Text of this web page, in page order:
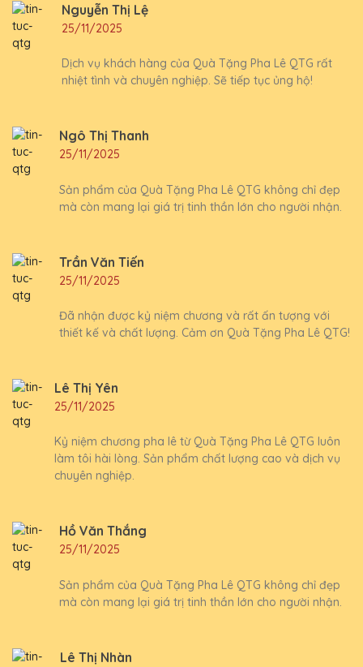
Nguyễn Thị Lệ
25/11/2025
Dịch vụ khách hàng của Quà Tặng Pha Lê QTG rất
nhiệt tình và chuyên nghiệp. Sẽ tiếp tục ủng hộ!
Ngô Thị Thanh
25/11/2025
Sản phẩm của Quà Tặng Pha Lê QTG không chỉ đẹp
mà còn mang lại giá trị tinh thần lớn cho người nhận.
Trần Văn Tiến
25/11/2025
Đã nhận được kỷ niệm chương và rất ấn tượng với
thiết kế và chất lượng. Cảm ơn Quà Tặng Pha Lê QTG!
Lê Thị Yên
25/11/2025
Kỷ niệm chương pha lê từ Quà Tặng Pha Lê QTG luôn
làm tôi hài lòng. Sản phẩm chất lượng cao và dịch vụ
chuyên nghiệp.
Hồ Văn Thắng
25/11/2025
Sản phẩm của Quà Tặng Pha Lê QTG không chỉ đẹp
mà còn mang lại giá trị tinh thần lớn cho người nhận.
Lê Thị Nhàn